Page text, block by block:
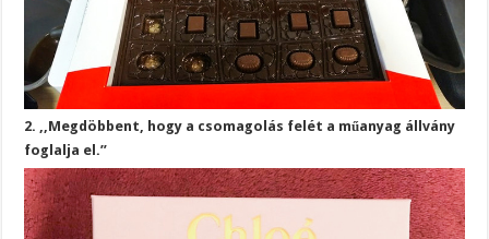
2. ,,Megdöbbent, hogy a csomagolás felét a műanyag állvány
foglalja el.”